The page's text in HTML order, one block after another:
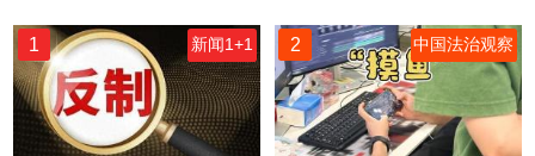
1 新闻1+1 2 中国法治观察